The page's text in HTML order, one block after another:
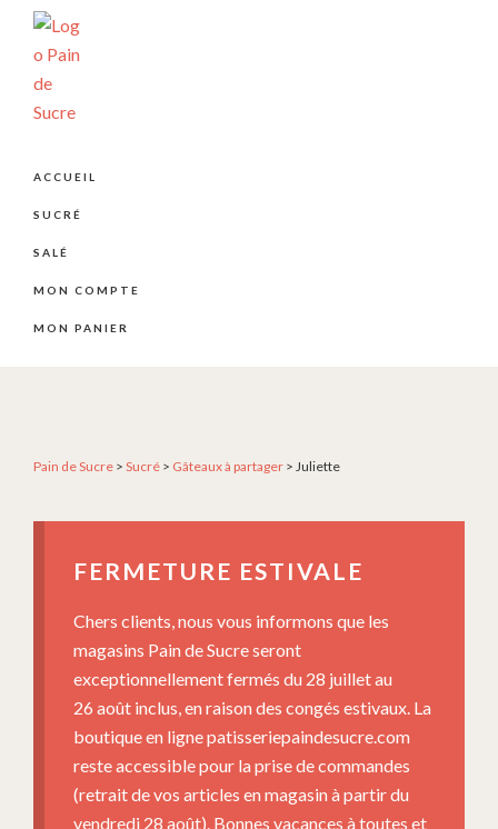
Passer
Passer
Passer
DE
artisanale
depuis
2004
ACCUEIL
SUCRÉ
SALÉ
MON COMPTE
MON PANIER
Pain de Sucre > Sucré > Gâteaux à partager > Juliette
FERMETURE ESTIVALE
Chers clients, nous vous informons que les
magasins Pain de Sucre seront
exceptionnellement fermés du 28 juillet au
26 août inclus, en raison des congés estivaux. La
boutique en ligne patisseriepaindesucre.com
reste accessible pour la prise de commandes
(retrait de vos articles en magasin à partir du
vendredi 28 août). Bonnes vacances à toutes et